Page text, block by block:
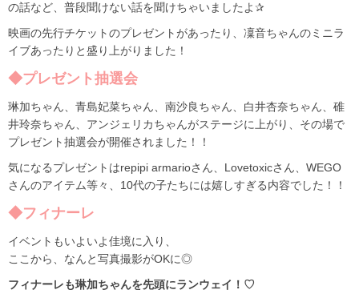
の話など、普段聞けない話を聞けちゃいましたよ✰
映画の先行チケットのプレゼントがあったり、凜音ちゃんのミニラ
イブあったりと盛り上がりました！
◆プレゼント抽選会
琳加ちゃん、青島妃菜ちゃん、南沙良ちゃん、白井杏奈ちゃん、碓
井玲奈ちゃん、アンジェリカちゃんがステージに上がり、その場で
プレゼント抽選会が開催されました！！
気になるプレゼントはrepipi armarioさん、Lovetoxicさん、WEGO
さんのアイテム等々、10代の子たちには嬉しすぎる内容でした！！
◆フィナーレ
イベントもいよいよ佳境に入り、
ここから、なんと写真撮影がOKに◎
フィナーレも琳加ちゃんを先頭にランウェイ！♡